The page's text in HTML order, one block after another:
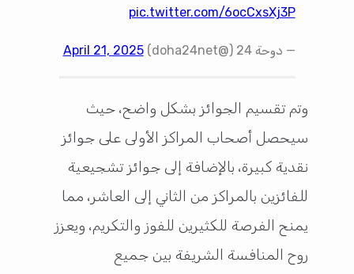
pic.twitter.com/6ocCxsXj3P
— دوحة 24 (@doha24net) April 21, 2025
وتم تقسيم الجوائز بشكل واضح، حيث
سيحصل أصحاب المراكز الأولى على جوائز
نقدية كبيرة، بالإضافة إلى جوائز تشجيعية
للفائزين بالمراكز من الثاني إلى العاشر، مما
يمنح الفرصة للكثيرين للفوز والتكريم، ويعزز
روح المنافسة الشريفة بين جميع